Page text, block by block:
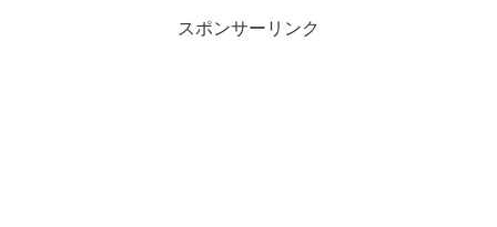
スポンサーリンク